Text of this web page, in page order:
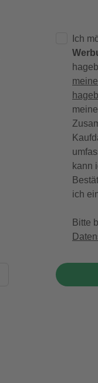
Ich
kann
ich
Bitte